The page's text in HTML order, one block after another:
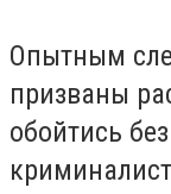
Опытным
призваны
обойтись